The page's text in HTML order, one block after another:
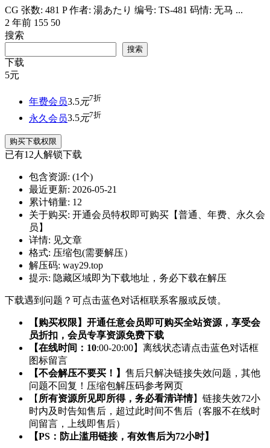
CG 张数: 481 P 作者: 湯あたり 编号: TS-481 码情: 无马 ...
2 年前 155 50
搜索
搜索
下载
5元
年费会员3.5元7折
永久会员3.5元7折
购买下载权限
已有12人解锁下载
包含资源: (1个)
最近更新: 2026-05-21
累计销量: 12
关于购买: 开通会员特权即可购买【普通、年费、永久会
员】
详情: 见文章
格式: 压缩包(需要解压）
解压码: way29.top
提示: 隐藏区域即为下载地址，务必下载在解压
下载遇到问题？可点击蓝色对话框联系客服或反馈。
【购买权限】开通任意会员即可购买全站资源，享受会
员折扣，会员专享资源免费下载
【在线时间：10:00-20:00】离线状态请点击蓝色对话框
图标留言
【不会解压不要买！】 售后只解决链接失效问题，其他
问题不回复！压缩包解压码参考网页
【 所有资源所见即所得，务必看清详情】链接失效72小
时内及时告知售后，超过此时间不售后（客服不在线时
间留言，上线即售后）
【PS：防止滥用链接，有效售后为72小时】